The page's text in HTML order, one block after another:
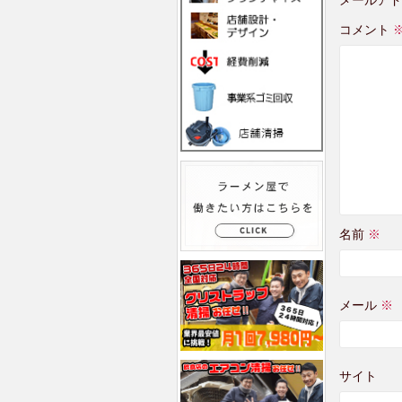
コメント
名前 ※
メール ※
サイト